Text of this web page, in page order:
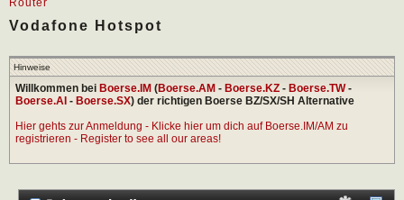
Router
Vodafone Hotspot
Hinweise
Willkommen bei Boerse.IM (Boerse.AM - Boerse.KZ - Boerse.TW-
Boerse.AI - Boerse.SX) der richtigen Boerse BZ/SX/SH Alternative
Hier gehts zur Anmeldung - Klicke hier um dich auf Boerse.IM/AM zu
registrieren - Register to see all our areas!